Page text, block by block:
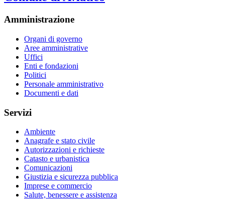
Amministrazione
Organi di governo
Aree amministrative
Uffici
Enti e fondazioni
Politici
Personale amministrativo
Documenti e dati
Servizi
Ambiente
Anagrafe e stato civile
Autorizzazioni e richieste
Catasto e urbanistica
Comunicazioni
Giustizia e sicurezza pubblica
Imprese e commercio
Salute, benessere e assistenza